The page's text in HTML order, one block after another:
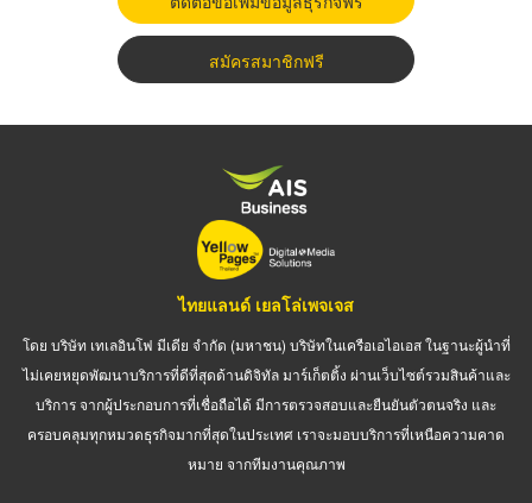
สมัครสมาชิกฟรี
ไทยแลนด์ เยลโล่เพจเจส
โดย บริษัท เทเลอินโฟ มีเดีย จำกัด (มหาชน) บริษัทในเครือเอไอเอส ในฐานะผู้นำที่
ไม่เคยหยุดพัฒนาบริการที่ดีที่สุดด้านดิจิทัล มาร์เก็ตติ้ง ผ่านเว็บไซต์รวมสินค้าและ
บริการ จากผู้ประกอบการที่เชื่อถือได้ มีการตรวจสอบและยืนยันตัวตนจริง และ
ครอบคลุมทุกหมวดธุรกิจมากที่สุดในประเทศ เราจะมอบบริการที่เหนือความคาด
หมาย จากทีมงานคุณภาพ